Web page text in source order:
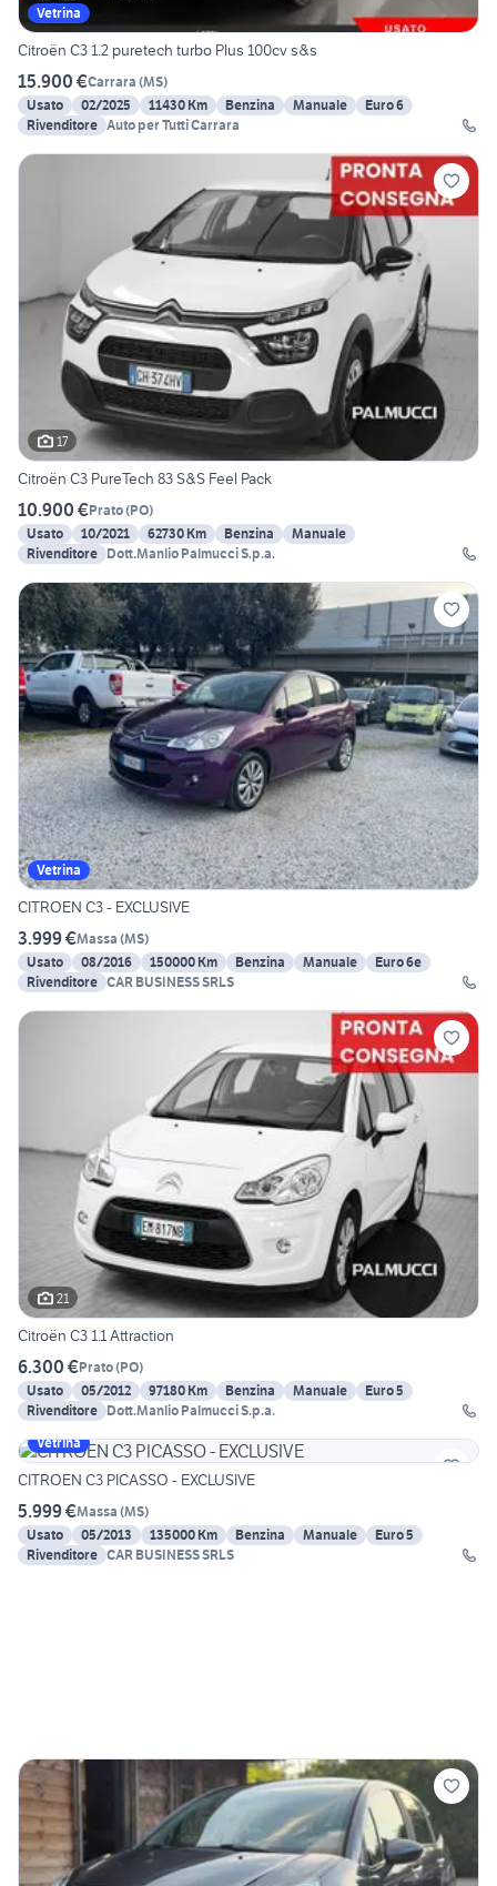
Vetrina
Citroën C3 1.2 puretech turbo Plus 100cv s&s
15.900 €Carrara (MS)
Usato
02/2025 11430 Km Benzina Manuale
Euro 6
Rivenditore Auto per Tutti Carrara
17
Citroën C3 PureTech 83 S&S Feel Pack
10.900 €Prato(PO)
Usato
10/2021 62730 Km Benzina
Manuale
Rivenditore Dott.Manlio Palmucci S.p.a.
Vetrina
CITROEN C3 - EXCLUSIVE
3.999 €Massa (MS)
Usato
08/2016 150000 Km Benzina Manuale
Euro 6e
Rivenditore CAR BUSINESS SRLS
21
Citroën C3 1.1 Attraction
6.300 €Prato(PO)
Usato
05/2012 97180 Km Benzina Manuale
Euro 5
Rivenditore Dott.Manlio Palmucci S.p.a.
Vetrina
CITROEN C3 PICASSO - EXCLUSIVE
5.999 €Massa (MS)
Usato
05/2013 135000 Km Benzina Manuale
Euro 5
Rivenditore CAR BUSINESS SRLS